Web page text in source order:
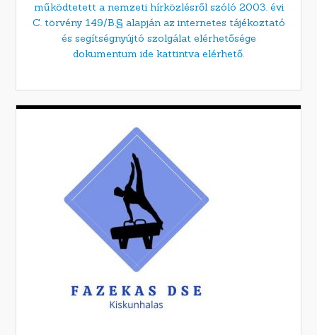
működtetett a nemzeti hírközlésről szóló 2003. évi
C. törvény 149/B.§ alapján az internetes tájékoztató
és segítségnyújtó szolgálat elérhetősége
dokumentum ide kattintva elérhető.